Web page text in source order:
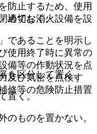
防止するため、使用
めておく。
であることを明示し
を区分して置く。
置く。
ものを置かない。
適切な消火設備を設
使用終了時に異常の
備等の作動状況を点
及び気密を点検す
修等の危険防止措置